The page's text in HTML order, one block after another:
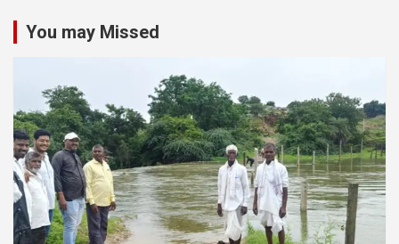
You may Missed